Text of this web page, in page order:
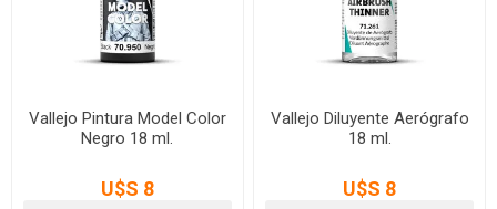
Vallejo Pintura Model Color
Negro 18 ml.
U$S 8
Vallejo Diluyente Aerógrafo
18 ml.
U$S 8